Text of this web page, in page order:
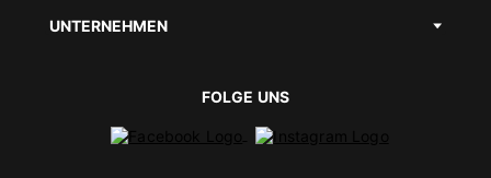
UNTERNEHMEN
FOLGE UNS